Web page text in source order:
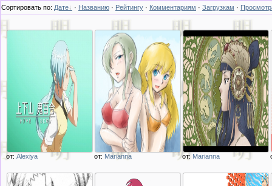
Сортировать по: Дате · Названию · Рейтингу · Комментариям · Загрузкам ·
Описание
от: Alexiya
Описание
от: Marianna
Описание
от: Marianna